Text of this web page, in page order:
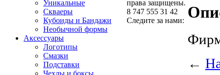
Уникальные
Скваеры
Кубоиды и Бандажи
Необычной формы
Аксессуары
Логотипы
Смазки
Подставки
Чехлы и боксы
←
права защищены.
8 747 555 31 42
Следите за нами: